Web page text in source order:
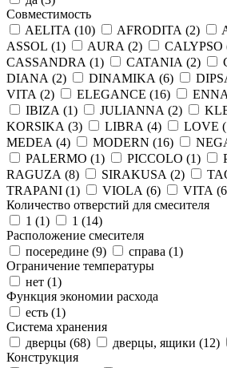
Совместимость
AELITA (10) AFRODITA (2)
ASSOL (1) AURA (2) CALYPSO
CASSANDRA (1) CATANIA (2)
DIANA (2) DINAMIKA (6)
VITA (2) ELEGANCE (16)
IBIZA (1) JULIANNA (2)
KORSIKA (3) LIBRA (4) LOVE (
MEDEA (4) MODERN (16)
PALERMO (1) PICCOLO (1)
RAGUZA (8) SIRAKUSA (2)
TRAPANI (1) VIOLA (6) VITA (6
Количество отверстий для смесителя
1 (1) 1 (14)
Расположение смесителя
посередине (9) справа (1)
Ограничение температуры
нет (1)
Функция экономии расхода
есть (1)
Система хранения
дверцы (68) дверцы, ящики (12)
Конструкция